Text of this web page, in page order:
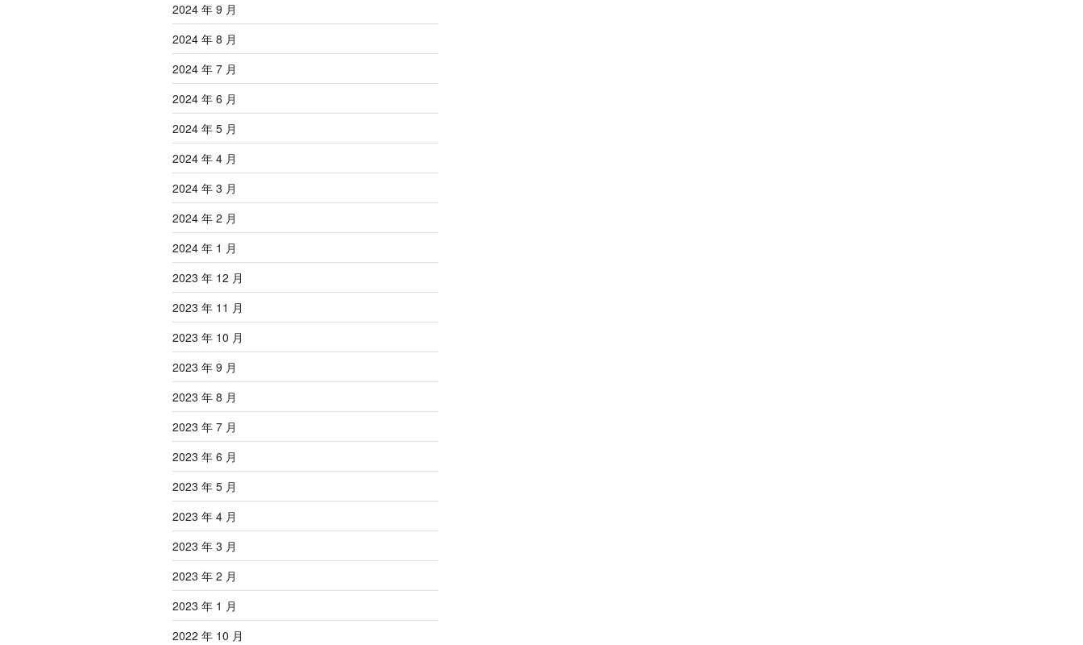
2024 年 9 月
2024 年 8 月
2024 年 7 月
2024 年 6 月
2024 年 5 月
2024 年 4 月
2024 年 3 月
2024 年 2 月
2024 年 1 月
2023 年 12 月
2023 年 11 月
2023 年 10 月
2023 年 9 月
2023 年 8 月
2023 年 7 月
2023 年 6 月
2023 年 5 月
2023 年 4 月
2023 年 3 月
2023 年 2 月
2023 年 1 月
2022 年 10 月